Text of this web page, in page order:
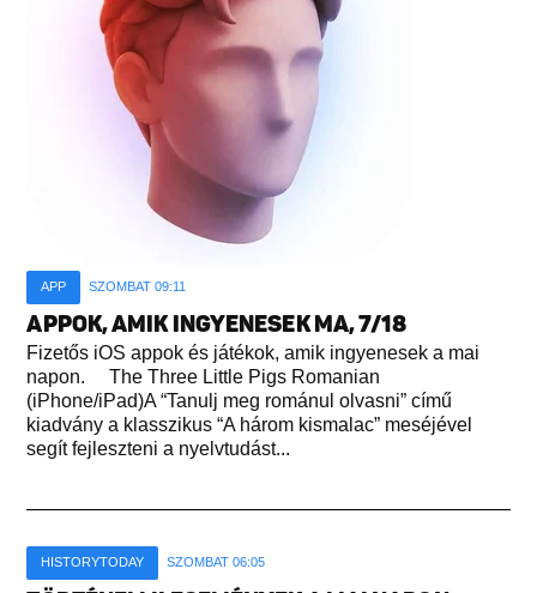
APP SZOMBAT 09:11
APPOK, AMIK INGYENESEK MA, 7/18
Fizetős iOS appok és játékok, amik ingyenesek a mai
napon. The Three Little Pigs Romanian
(iPhone/iPad)A “Tanulj meg románul olvasni” című
kiadvány a klasszikus “A három kismalac” meséjével
segít fejleszteni a nyelvtudást...
HISTORYTODAY SZOMBAT 06:05